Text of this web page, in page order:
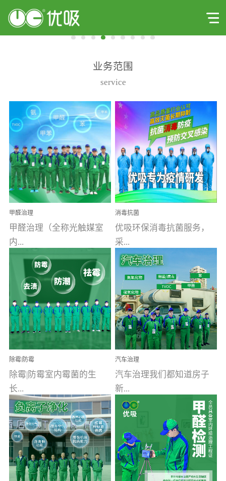
业务范围
service
甲醛治理
甲醛治理（全称光触媒室
内...
空气污染净化治理）工业
文明的进步，创造了多姿
多彩的家居产品和生活情
调，但也带来了以甲醛为
首的室内...
消毒抗菌
优吸环保消毒抗菌服务，
采...
用行业公认奥维牌消毒
液，具备杀死人体冠状病
毒的功效，杀菌率
99.99%。相对于传统消毒
液来说，无...
除霉|防霉
除霉|防霉室内霉菌的生
长...
受温度、湿度、基质养
分、通风四个条件影响，
温暖潮湿、营养物质多、
通风缓慢的空间最易滋生
汽车治理
汽车治理我们都知道房子
新...
装修完会有甲醛，其实汽
车的甲醛超标问题更为严
重。汽车的空间范围小，
配件、皮具、装饰多，这